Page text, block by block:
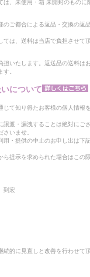
、未使用・箱 未開封のものに
のご都合による返品・交換の返
は、送料は当店で負担させて頂
いたします。返送品の送料は
。
について
じて知り得たお客様の個人情報
渡・漏洩することは絶対にござ
いませ。
用・提供の中止のお申し出は下
提示を求められた場合はこの
到宏
的に見直しと改善を行わせて頂